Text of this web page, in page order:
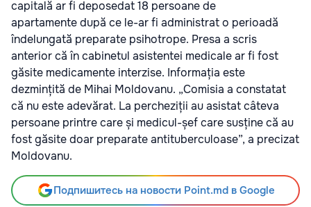
capitală ar fi deposedat 18 persoane de
apartamente după ce le-ar fi administrat o perioadă
îndelungată preparate psihotrope. Presa a scris
anterior că în cabinetul asistentei medicale ar fi fost
găsite medicamente interzise. Informația este
dezmințită de Mihai Moldovanu. „Comisia a constatat
că nu este adevărat. La percheziții au asistat câteva
persoane printre care și medicul-șef care susține că au
fost găsite doar preparate antituberculoase”, a precizat
Moldovanu.
Подпишитесь на новости Point.md в Google